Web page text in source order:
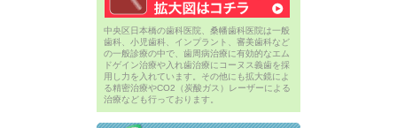
中央区日本橋の歯科医院、桑幡歯科医院は一般
歯科、小児歯科、インプラント、審美歯科など
の一般診療の中で、歯周病治療に有効的なエム
ドゲイン治療や入れ歯治療にコーヌス義歯を採
用し力を入れています。その他にも拡大鏡によ
る精密治療やCO2（炭酸ガス）レーザーによる
治療なども行っております。